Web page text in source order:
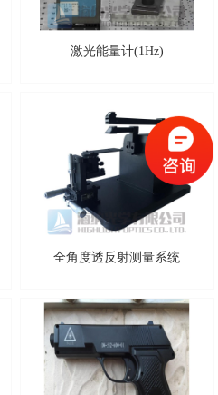
激光能量计(1Hz)
全角度透反射测量系统